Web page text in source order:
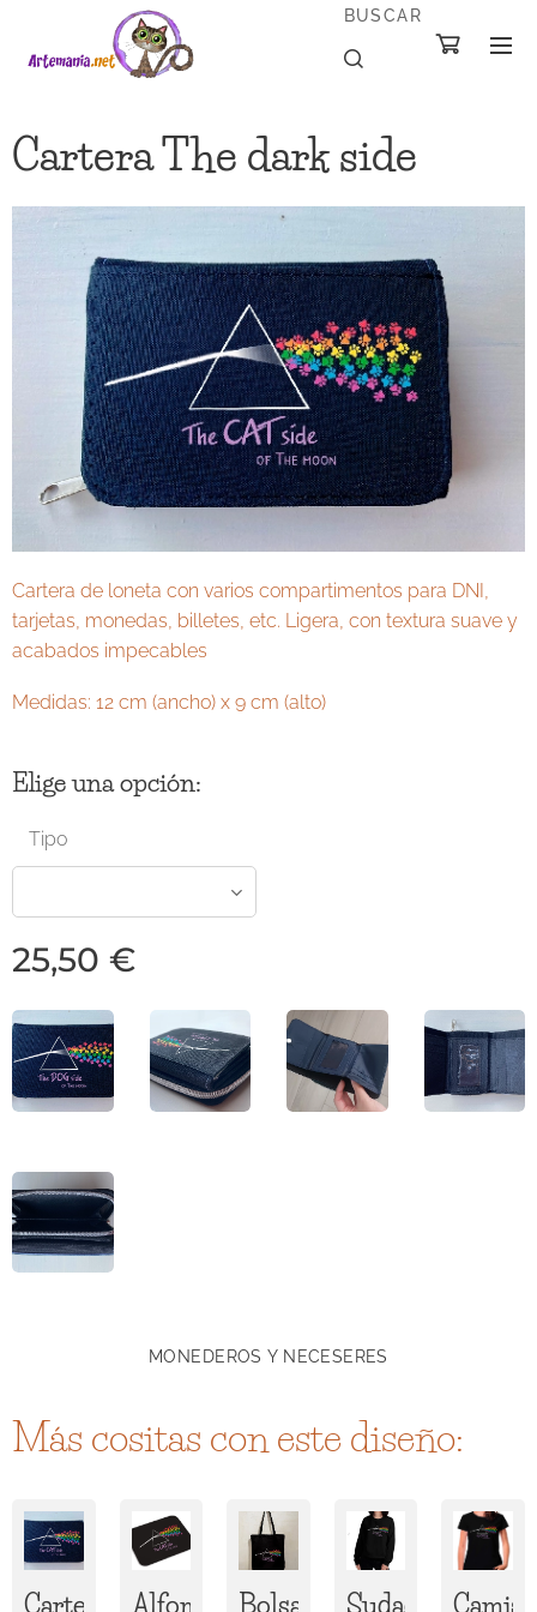
BUSCAR
Cartera The dark side
Cartera de loneta con varios compartimentos para DNI,
tarjetas, monedas, billetes, etc. Ligera, con textura suave y
acabados impecables
Medidas: 12 cm (ancho) x 9 cm (alto)
Elige una opción:
Tipo
25,50 €
MONEDEROS Y NECESERES
Más cositas con este diseño: